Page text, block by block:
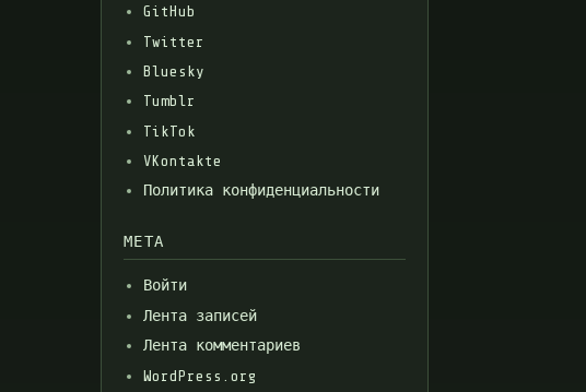
GitHub
Twitter
Bluesky
Tumblr
TikTok
VKontakte
Политика конфиденциальности
МЕТА
Войти
Лента записей
Лента комментариев
WordPress.org